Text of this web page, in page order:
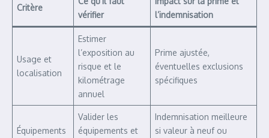
Critère
vérifier
l’indemnisation
Usage et
localisation
Estimer
l’exposition au
risque et le
kilométrage
annuel
Prime ajustée,
éventuelles exclusions
spécifiques
Équipements
Valider les
équipements et
Indemnisation meilleure
si valeur à neuf ou